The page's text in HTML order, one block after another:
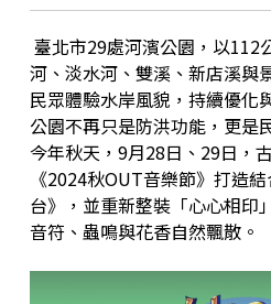
臺北市29處河濱公園，以112
河、淡水河、雙溪、新店溪與
民眾體驗水岸風貌，持續優化
公園不再只是防洪功能，更是
今年秋天，9月28日、29日，
《2024秋OUT音樂節》打造
台》，並重新整裝「心心相印
音符、蟲鳴與花香自然飄散。